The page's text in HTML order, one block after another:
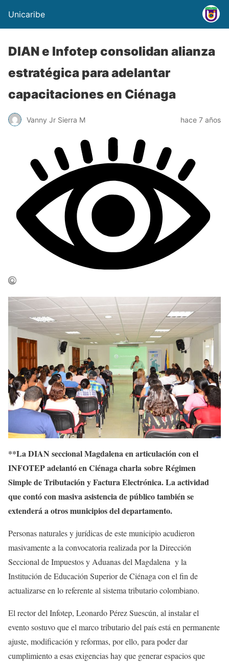
Unicaribe
DIAN e Infotep consolidan alianza
estratégica para adelantar
capacitaciones en Ciénaga
Vanny Jr Sierra M hace 7 años
**La DIAN seccional Magdalena en articulación con el
INFOTEP adelantó en Ciénaga charla sobre Régimen
Simple de Tributación y Factura Electrónica. La actividad
que contó con masiva asistencia de público también se
extenderá a otros municipios del departamento.
Personas naturales y jurídicas de este municipio acudieron
masivamente a la convocatoria realizada por la Dirección
Seccional de Impuestos y Aduanas del Magdalena y la
Institución de Educación Superior de Ciénaga con el fin de
actualizarse en lo referente al sistema tributario colombiano.
El rector del Infotep, Leonardo Pérez Suescún, al instalar el
evento sostuvo que el marco tributario del país está en permanente
ajuste, modificación y reformas, por ello, para poder dar
cumplimiento a esas exigencias hay que generar espacios que